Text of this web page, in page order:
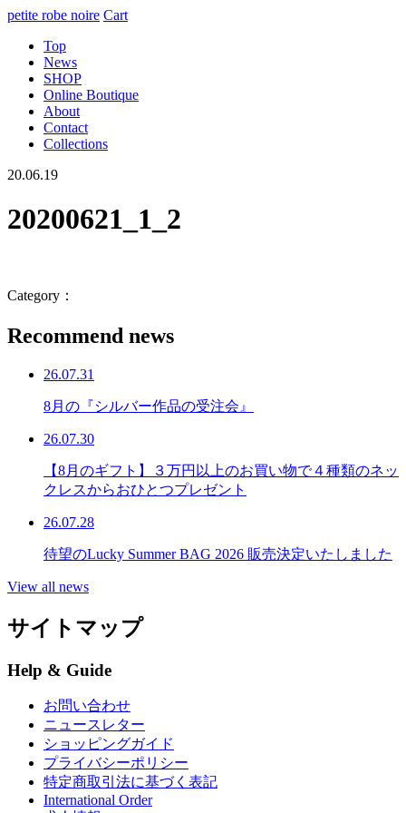
petite robe noire Cart
Top
News
SHOP
Online Boutique
About
Contact
Collections
20.06.19
20200621_1_2
Category：
Recommend news
26.07.31
8月の『シルバー作品の受注会』
26.07.30
【8月のギフト】３万円以上のお買い物で４種類のネッ
クレスからおひとつプレゼント
26.07.28
待望のLucky Summer BAG 2026 販売決定いたしました
View all news
サイトマップ
Help & Guide
お問い合わせ
ニュースレター
ショッピングガイド
プライバシーポリシー
特定商取引法に基づく表記
International Order